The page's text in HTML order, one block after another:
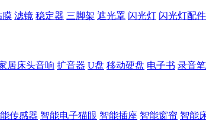
膜 滤镜 稳定器 三脚架 遮光罩 闪光灯 闪光灯配件
居床头音响 扩音器 U盘 移动硬盘 电子书 录音笔
传感器 智能电子猫眼 智能插座 智能窗帘 智能